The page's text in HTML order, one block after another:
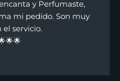
y Perfumaste,
mi pedido. Son muy
servicio.